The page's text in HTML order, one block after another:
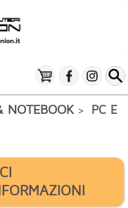
NOTEBOOK > PC E